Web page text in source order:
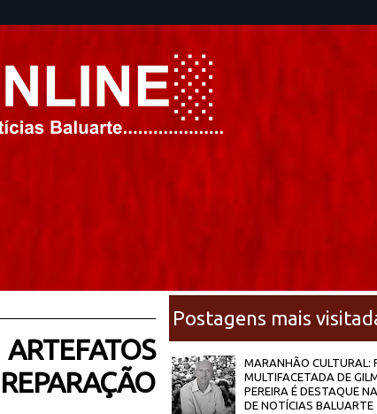
Postagens mais
MARANHÃO CULTURAL:
MULTIFACETADA DE
PEREIRA É DESTAQUE
DE NOTÍCIAS BALUARTE